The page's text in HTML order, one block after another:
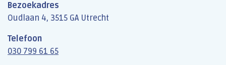
Bezoekadres
Oudlaan 4, 3515 GA Utrecht
Telefoon
030 799 61 65